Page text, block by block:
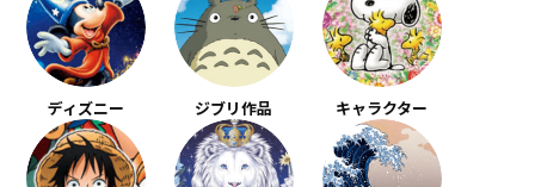
ディズニー ジブリ作品 キャラクター